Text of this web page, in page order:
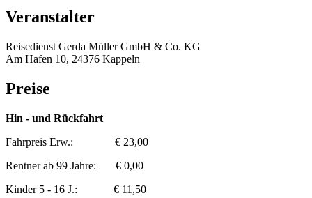
Veranstalter
Reisedienst Gerda Müller GmbH & Co. KG
Am Hafen 10, 24376 Kappeln
Preise
Hin - und Rückfahrt
Fahrpreis Erw.: € 23,00
Rentner ab 99 Jahre: € 0,00
Kinder 5 - 16 J.: € 11,50